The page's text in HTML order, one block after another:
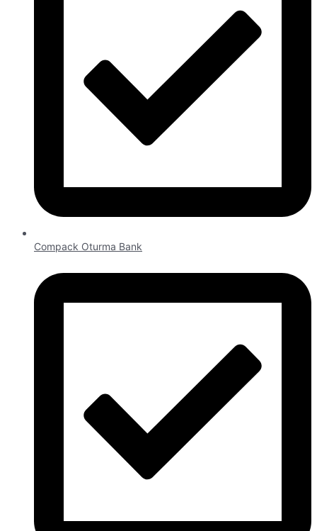
Compack Oturma Bank